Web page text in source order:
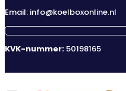
Email: info@koelboxonline.nl
KVK-nummer: 50198165